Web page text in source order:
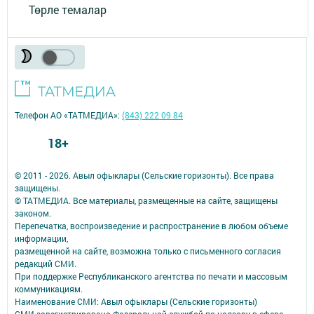
Төрле темалар
© 2011 - 2026. Авыл офыклары (Сельские горизонты). Все права
защищены.
© ТАТМЕДИА. Все материалы, размещенные на сайте, защищены
законом.
Перепечатка, воспроизведение и распространение в любом объеме
информации,
размещенной на сайте, возможна только с письменного согласия
редакций СМИ.
При поддержке Республиканского агентства по печати и массовым
коммуникациям.
Наименование СМИ: Авыл офыклары (Сельские горизонты)
Телефон АО «ТАТМЕДИА»:(843) 222 09 84
18+